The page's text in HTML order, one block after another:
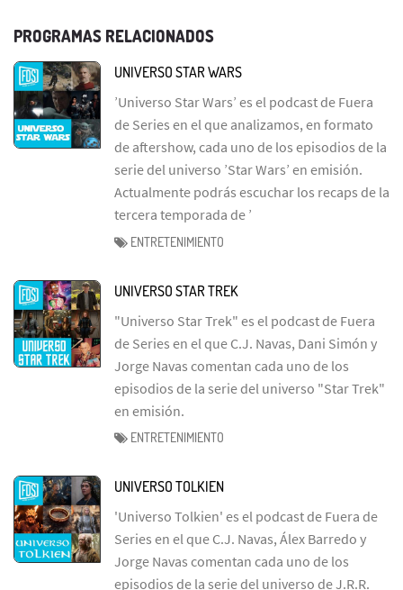
PROGRAMAS RELACIONADOS
UNIVERSO STAR WARS
’Universo Star Wars’ es el podcast de Fuera
de Series en el que analizamos, en formato
de aftershow, cada uno de los episodios de la
serie del universo ’Star Wars’ en emisión.
Actualmente podrás escuchar los recaps de la
tercera temporada de ’
ENTRETENIMIENTO
UNIVERSO STAR TREK
"Universo Star Trek" es el podcast de Fuera
de Series en el que C.J. Navas, Dani Simón y
Jorge Navas comentan cada uno de los
episodios de la serie del universo "Star Trek"
en emisión.
ENTRETENIMIENTO
UNIVERSO TOLKIEN
'Universo Tolkien' es el podcast de Fuera de
Series en el que C.J. Navas, Álex Barredo y
Jorge Navas comentan cada uno de los
episodios de la serie del universo de J.R.R.